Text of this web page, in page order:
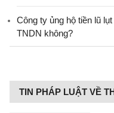
Công ty ủng hộ tiền lũ
TNDN không?
TIN PHÁP LUẬT VỀ